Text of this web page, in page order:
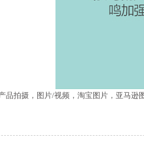
品拍摄，图片/视频，淘宝图片，亚马